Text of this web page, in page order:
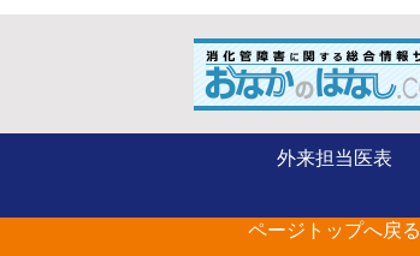
外来担当医表
ページトップへ戻る